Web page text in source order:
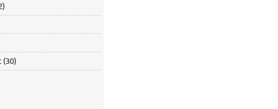
(30)